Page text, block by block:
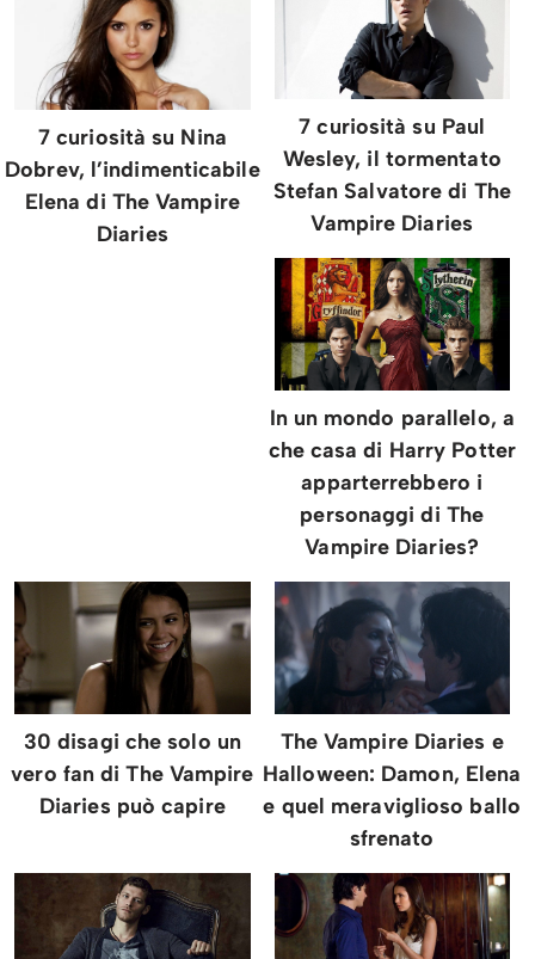
7 curiosità su Nina
Dobrev, l’indimenticabile
Elena di The Vampire
Diaries
7 curiosità su Paul
Wesley, il tormentato
Stefan Salvatore di The
Vampire Diaries
In un mondo parallelo, a
che casa di Harry Potter
apparterrebbero i
personaggi di The
Vampire Diaries?
30 disagi che solo un
vero fan di The Vampire
Diaries può capire
The Vampire Diaries e
Halloween: Damon, Elena
e quel meraviglioso ballo
sfrenato